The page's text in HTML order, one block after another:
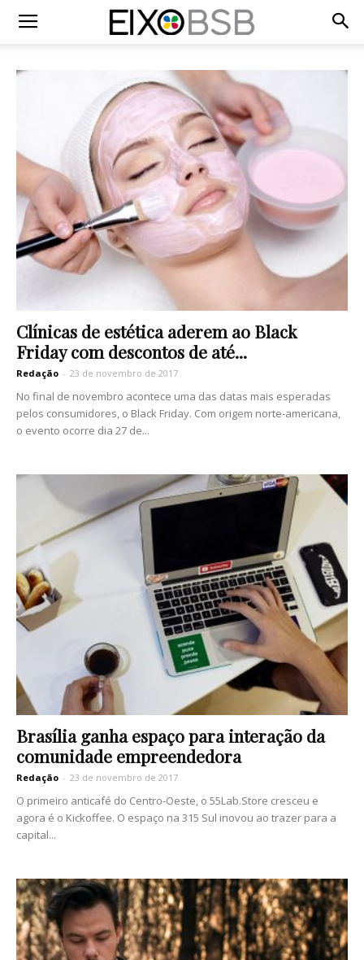
Clínicas de estética aderem ao Black
Friday com descontos de até...
Redação - 23 de novembro de 2017
No final de novembro acontece uma das datas mais esperadas
pelos consumidores, o Black Friday. Com origem norte-americana,
o evento ocorre dia 27 de...
Brasília ganha espaço para interação da
comunidade empreendedora
Redação - 23 de novembro de 2017
O primeiro anticafé do Centro-Oeste, o 55Lab.Store cresceu e
agora é o Kickoffee. O espaço na 315 Sul inovou ao trazer para a
capital...